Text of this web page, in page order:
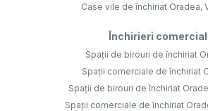
Case vile de închiriat Oradea,
Închirieri comercial
Spații de birouri de închiriat
Spații comerciale de închiriat
Spații de birouri de închiriat
Spații comerciale de închiriat